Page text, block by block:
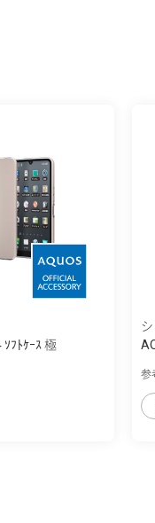
ﾌﾄｹｰｽ 極
参